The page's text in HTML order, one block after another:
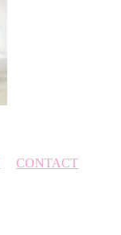
CONTACT